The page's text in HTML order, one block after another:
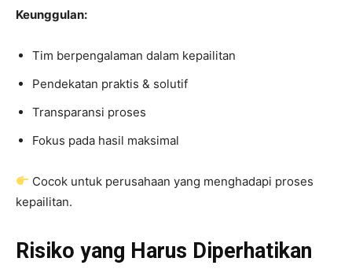
Keunggulan:
Tim berpengalaman dalam kepailitan
Pendekatan praktis & solutif
Transparansi proses
Fokus pada hasil maksimal
Cocok untuk perusahaan yang menghadapi proses
kepailitan.
Risiko yang Harus Diperhatikan